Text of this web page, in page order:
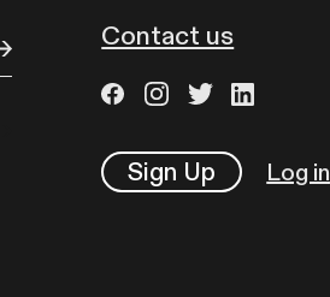
Contact us
Sign Up Log in